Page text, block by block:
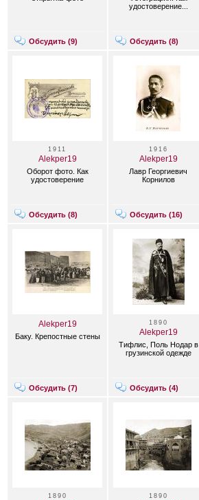
Обсудить (9)
удостоверение...
Обсудить (8)
1911
Alekper19
Оборот фото. Как
удостоверение
Обсудить (8)
1916
Alekper19
Лавр Георгиевич
Корнилов
Обсудить (16)
Alekper19
Баку. Крепостные стены
Обсудить (7)
1890
Alekper19
Тифлис, Поль Нодар в
грузинской одежде
Обсудить (4)
1890 1890